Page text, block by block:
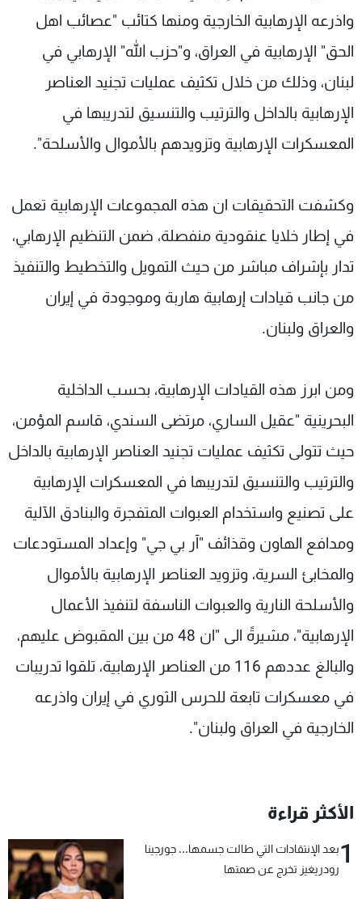
واذرعه الإرهابية الخارجية ومنها كتائب "عصائب اهل
الحق" الإرهابية في العراق، و"حزب الله" الإرهابي في
لبنان، وذلك من خلال تكثيف عمليات تجنيد العناصر
الإرهابية بالداخل والترتيب والتنسيق لتدريبها في
المعسكرات الإرهابية وتزويدهم بالأموال والأسلحة".
وكشفت التحقيقات ان هذه المجموعات الإرهابية تعمل
في إطار خلايا عنقودية منفصلة، ضمن التنظيم الإرهابي،
تدار بإشراف مباشر من حيث التمويل والتخطيط والتنفيذ
من جانب قيادات إرهابية هاربة وموجودة في إيران
والعراق ولبنان.
ومن ابرز هذه القيادات الإرهابية، بحسب الداخلية
البحرينية "عقيل الساري، مرتضى السندي، قاسم المؤمن،
حيث تتولى تكثيف عمليات تجنيد العناصر الإرهابية بالداخل
والترتيب والتنسيق لتدريبها في المعسكرات الإرهابية
على تصنيع واستخدام العبوات المتفجرة والبنادق الآلية
ومدافع الهاون وقذائف "آر بي جي" وإعداد المستودعات
والمخابئ السرية، وتزويد العناصر الإرهابية بالأموال
والأسلحة النارية والعبوات الناسفة لتنفيذ الأعمال
الإرهابية"، مشيرةً الى "ان 48 من بين المقبوض عليهم،
والبالغ عددهم 116 من العناصر الإرهابية، تلقوا تدريبات
في معسكرات تابعة للحرس الثوري في إيران واذرعه
الخارجية في العراق ولبنان".
الأكثر قراءة
1بعد الإنتقادات التي طالت جسمها... جورجينا
رودريغيز تخرج عن صمتها